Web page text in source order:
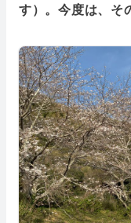
す）。今度は、そ